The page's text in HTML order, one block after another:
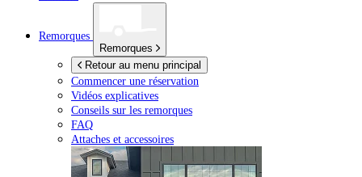
Remorques
Remorques
Retour au menu principal
Commencer une réservation
Vidéos explicatives
Conseils sur les remorques
FAQ
Attaches et accessoires